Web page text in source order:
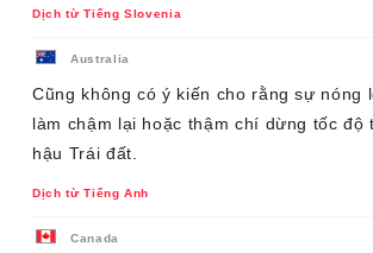
Dịch từ Tiếng Slovenia
Australia
Cũng không có ý kiến ​​cho rằng sự nóng
làm chậm lại hoặc thậm chí dừng tốc độ
hậu Trái đất.
Dịch từ Tiếng Anh
Canada